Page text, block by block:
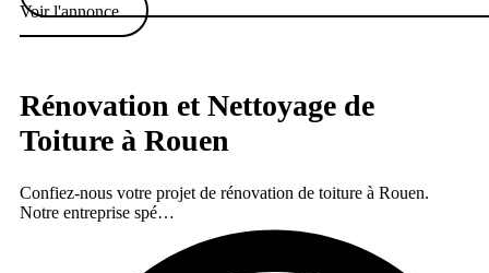
Voir l'annonce
Rénovation et Nettoyage de
Toiture à Rouen
Confiez-nous votre projet de rénovation de toiture à Rouen.
Notre entreprise spé…